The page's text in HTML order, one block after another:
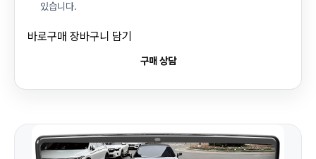
있습니다.
바로구매 장바구니 담기
구매 상담